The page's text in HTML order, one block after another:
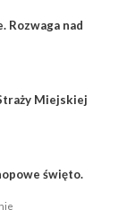
Rozwaga nad
Miejskiej
święto.